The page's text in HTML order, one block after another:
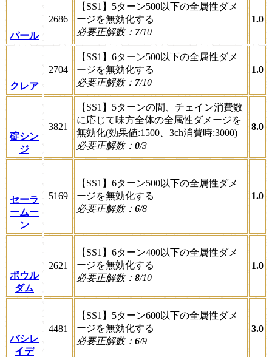
パール
2686
【SS1】5ターン500以下の全属性ダメ
ージを無効化する
必要正解数： 7/10
1.0
クレア
2704
【SS1】6ターン500以下の全属性ダメ
ージを無効化する
必要正解数： 7/10
1.0
碇シン
ジ
3821
【SS1】5ターンの間、チェイン消費数
に応じて味方全体の全属性ダメージを
無効化(効果値:1500、3ch消費時:3000)
必要正解数： 0/3
8.0
セーラ
ームー
ン
5169
【SS1】6ターン500以下の全属性ダメ
ージを無効化する
必要正解数： 6/8
1.0
ボウル
ダム
2621
【SS1】6ターン400以下の全属性ダメ
ージを無効化する
必要正解数： 8/10
1.0
バシレ
イデ
4481
【SS1】5ターン600以下の全属性ダメ
ージを無効化する
必要正解数： 6/9
3.0